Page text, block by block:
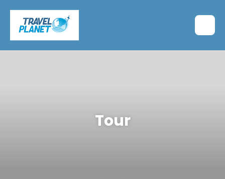
Tour